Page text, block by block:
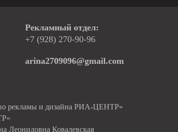
Рекламный отдел:
+7 (928) 270-90-96
arina2709096@gmail.com
рекламы и дизайна РИА-ЦЕНТР»
Леонидовна Ковалевская